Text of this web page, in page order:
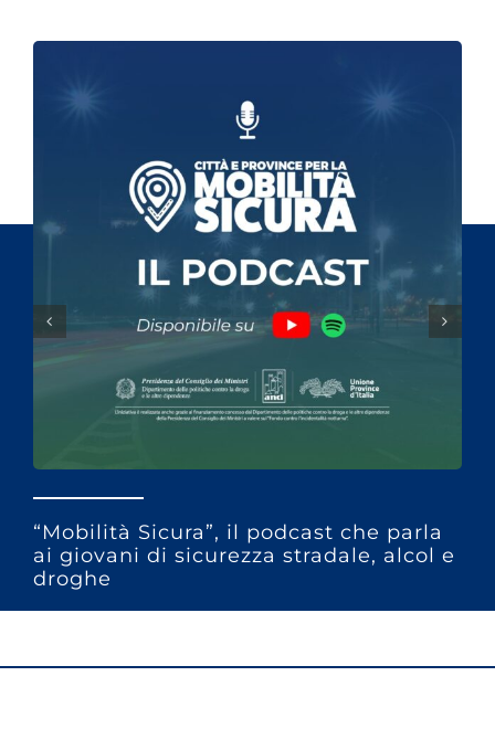
“Mobilità Sicura”, il podcast che parla
ai giovani di sicurezza stradale, alcol e
droghe